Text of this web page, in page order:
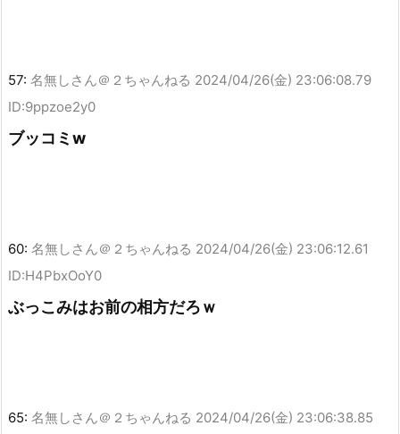
57: 名無しさん＠２ちゃんねる 2024/04/26(金) 23:06:08.79
ID:9ppzoe2y0
ブッコミw
60: 名無しさん＠２ちゃんねる 2024/04/26(金) 23:06:12.61
ID:H4PbxOoY0
ぶっこみはお前の相方だろｗ
65: 名無しさん＠２ちゃんねる 2024/04/26(金) 23:06:38.85